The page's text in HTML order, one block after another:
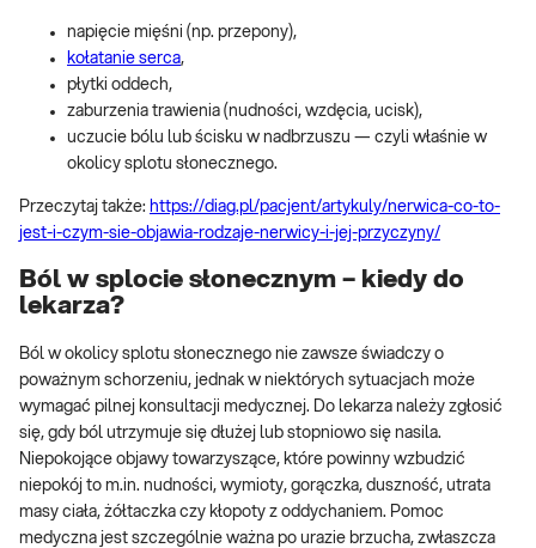
napięcie mięśni (np. przepony),
kołatanie serca,
płytki oddech,
zaburzenia trawienia (nudności, wzdęcia, ucisk),
uczucie bólu lub ścisku w nadbrzuszu — czyli właśnie w
okolicy splotu słonecznego.
Przeczytaj także: https://diag.pl/pacjent/artykuly/nerwica-co-to-
jest-i-czym-sie-objawia-rodzaje-nerwicy-i-jej-przyczyny/
Ból w splocie słonecznym – kiedy do
lekarza?
Ból w okolicy splotu słonecznego nie zawsze świadczy o
poważnym schorzeniu, jednak w niektórych sytuacjach może
wymagać pilnej konsultacji medycznej. Do lekarza należy zgłosić
się, gdy ból utrzymuje się dłużej lub stopniowo się nasila.
Niepokojące objawy towarzyszące, które powinny wzbudzić
niepokój to m.in. nudności, wymioty, gorączka, duszność, utrata
masy ciała, żółtaczka czy kłopoty z oddychaniem. Pomoc
medyczna jest szczególnie ważna po urazie brzucha, zwłaszcza